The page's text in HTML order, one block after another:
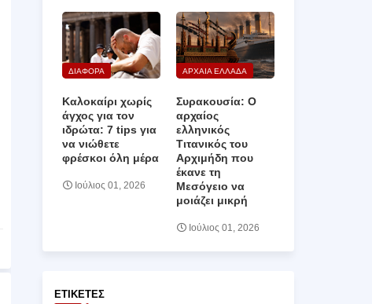
ΔΙΑΦΟΡΑ
Καλοκαίρι χωρίς
άγχος για τον
ιδρώτα: 7 tips για
να νιώθετε
φρέσκοι όλη μέρα
Ιούλιος 01, 2026
ΑΡΧΑΙΑ ΕΛΛΑΔΑ
Συρακουσία: Ο
αρχαίος
ελληνικός
Τιτανικός του
Αρχιμήδη που
έκανε τη
Μεσόγειο να
μοιάζει μικρή
Ιούλιος 01, 2026
ΕΤΙΚΈΤΕΣ